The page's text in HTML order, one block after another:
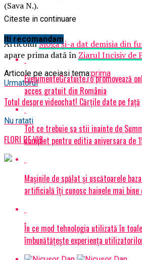
(Sava N.).
ArticolulMoga şi-a dat demisia din
apare prima dată în Ziarul Incisiv de
Articole pe aceiasi tema:prima
Urmatorul
Totul despre videochat! Cărțile date pe față
Nu ratati
FLORI DE VIS
Citeste in continuare
Iti recomandam
EvenimenteGratuite.ro promovează
acces gratuit din România
Tot ce trebuie sa stii inainte de
complet pentru editia aniversara de
Mașinile de spălat și uscătoarele
artificială îți cunosc hainele mai
În ce mod tehnologia utilizată în
îmbunătățește experiența